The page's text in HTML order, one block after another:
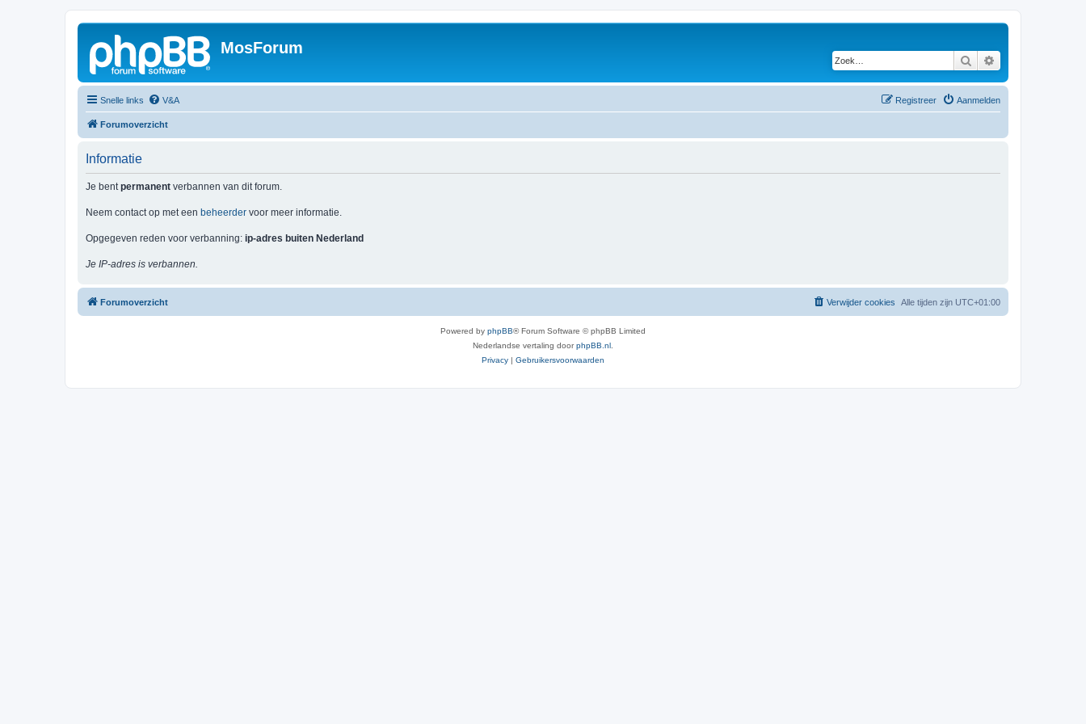
MosForum
Zoek
Snelle links V&A Aanmelden
Registreer
Forumoverzicht
Informatie
Je bentpermanent verbannen van dit forum.
Neem contact op met een beheerder voor meer informatie.
Opgegeven reden voor verbanning: ip-adres buiten Nederland
Je IP-adres is verbannen.
Forumoverzicht Alle tijden zijn UTC+01:00
Verwijder cookies
Powered by phpBB® Forum Software © phpBB Limited
Nederlandse vertaling doorphpBB.nl
Privacy | Gebruikersvoorwaarden